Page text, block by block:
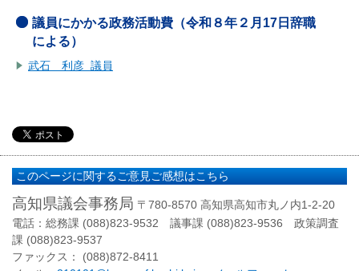
議員にかかる政務活動費（令和８年２月17日辞職
による）
武石 利彦 議員
このページに関するご意見ご感想はこちら
高知県議会事務局 〒780-8570 高知県高知市丸ノ内1-2-20
電話：総務課 (088)823-9532 議事課 (088)823-9536 政策調査
課 (088)823-9537
ファックス： (088)872-8411